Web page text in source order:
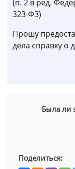
(п. 2 в ред.
323-ФЗ)
Прошу
дела справку о
Была ли
Поделиться: